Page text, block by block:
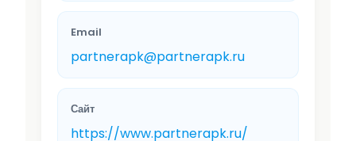
Email
partnerapk@partnerapk.ru
Сайт
https://www.partnerapk.ru/